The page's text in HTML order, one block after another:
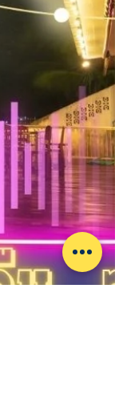
อยุธยา
ยุธยา ช่วงเวลาจัดงาน
โชว์ และการแสดง แส
ต่างๆ เพลิดเพลินกับ
มของอยุธยา ตลอดทั้ง